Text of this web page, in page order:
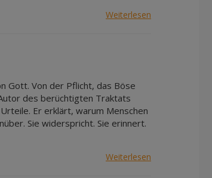
Weiterlesen
Gott. Von der Pflicht, das Böse
des berüchtigten Traktats
Er erklärt, warum Menschen
Sie widerspricht. Sie erinnert.
Weiterlesen